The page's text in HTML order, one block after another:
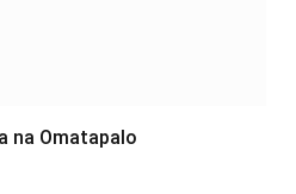
na Omatapalo